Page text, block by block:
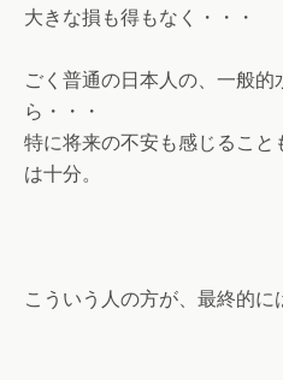
大きな損も得もなく・・・
ごく普通の日本人の、一般
ら・・・
特に将来の不安も感じるこ
は十分。
こういう人の方が、最終的に